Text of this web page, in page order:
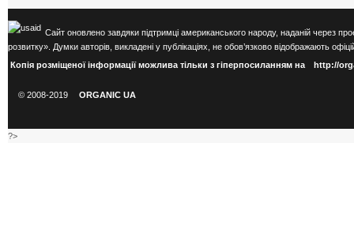
Сайт оновлено завдяки підтримці американського народу, наданій через
розвитку». Думки авторів, викладені у публікаціях, не обов’язково відображають
Копія розміщеної інформації можлива тільки з гіперпосиланням на
http://
© 2008-2019 ORGANIC UA
?>